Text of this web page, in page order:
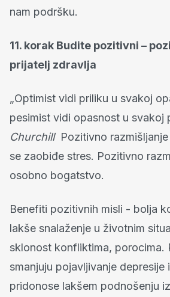
nam podršku.
11. korak Budite pozitivni –
prijatelj zdravlja
„Optimist vidi priliku u svakoj
pesimist vidi opasnost u svakoj
Churchill Pozitivno
se zaobiđe stres. Pozitivno
osobno bogatstvo.
Benefiti pozitivnih misli - bolja
lakše snalaženje u životnim
sklonost konfliktima, porocima.
smanjuju pojavljivanje depresije
pridonose lakšem podnošenju